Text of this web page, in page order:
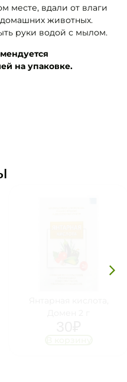
месте, вдали от влаги
животных.
руки водой с мылом.
на упаковке.